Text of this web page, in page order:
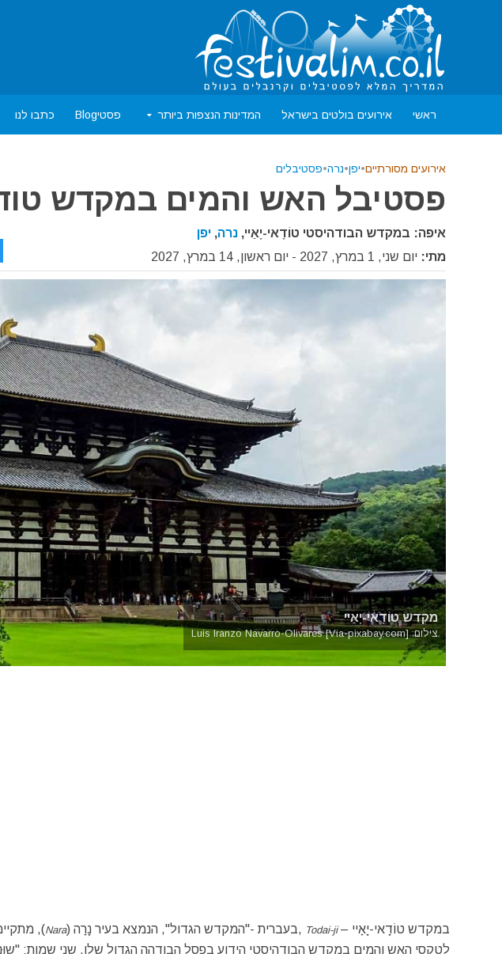
ראשי אירועים בולטים בישראל המדינות הנצפות ביותר פסטיBlog כתבו לנו
אירועים מסורתיים•יפן•נרה•פסטיבלים
פסטיבל האש והמים במקדש טודאי-
איפה: במקדש הבודהיסטי טוֹדָאי-יָאַיי, נרה, יפן
מתי: יום שני, 1 במרץ, 2027 - יום ראשון, 14 במרץ, 2027
מקדש טוֹדָאי-יָאַיי
צילום: Luis Iranzo Navarro-Olivares [Via-pixabay.com]
במקדש טוֹדָאי-יָאַיי –Todai-ji ,בעברית -"המקדש הגדול", הנמצא בעיר נָרַה (Nara
),
לטקסי האש והמים במקדש הבודהיסטי הידוע בפסל הבודהה הגדול שלו, שני שמות: